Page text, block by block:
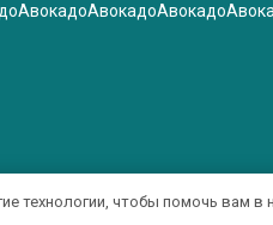
АвокадоАвокадоАвокадо
технологии, чтобы помочь вам